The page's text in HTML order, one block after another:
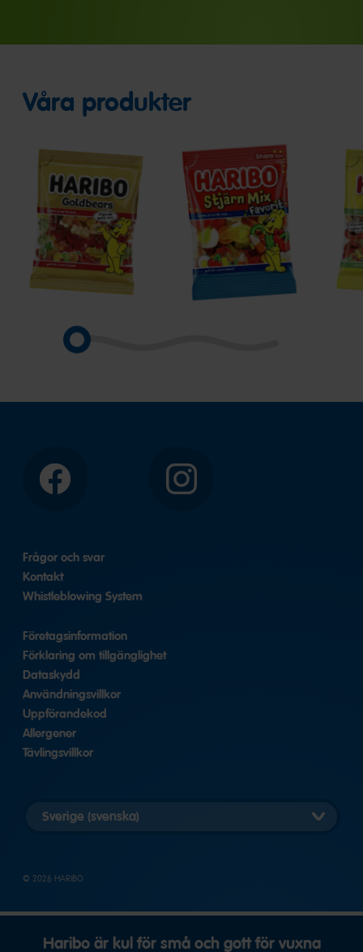
Våra produkter
Goldbears
Stjärn
Mix
Favorit
Frukt
Facebook Instagram
Frågor och svar
Kontakt
Whistleblowing System
Företagsinformation
Förklaring om tillgänglighet
Dataskydd
Användningsvillkor
Uppförandekod
Allergener
Tävlingsvillkor
land
© 2026 HARIBO
Haribo är kul för små och gott för vuxna